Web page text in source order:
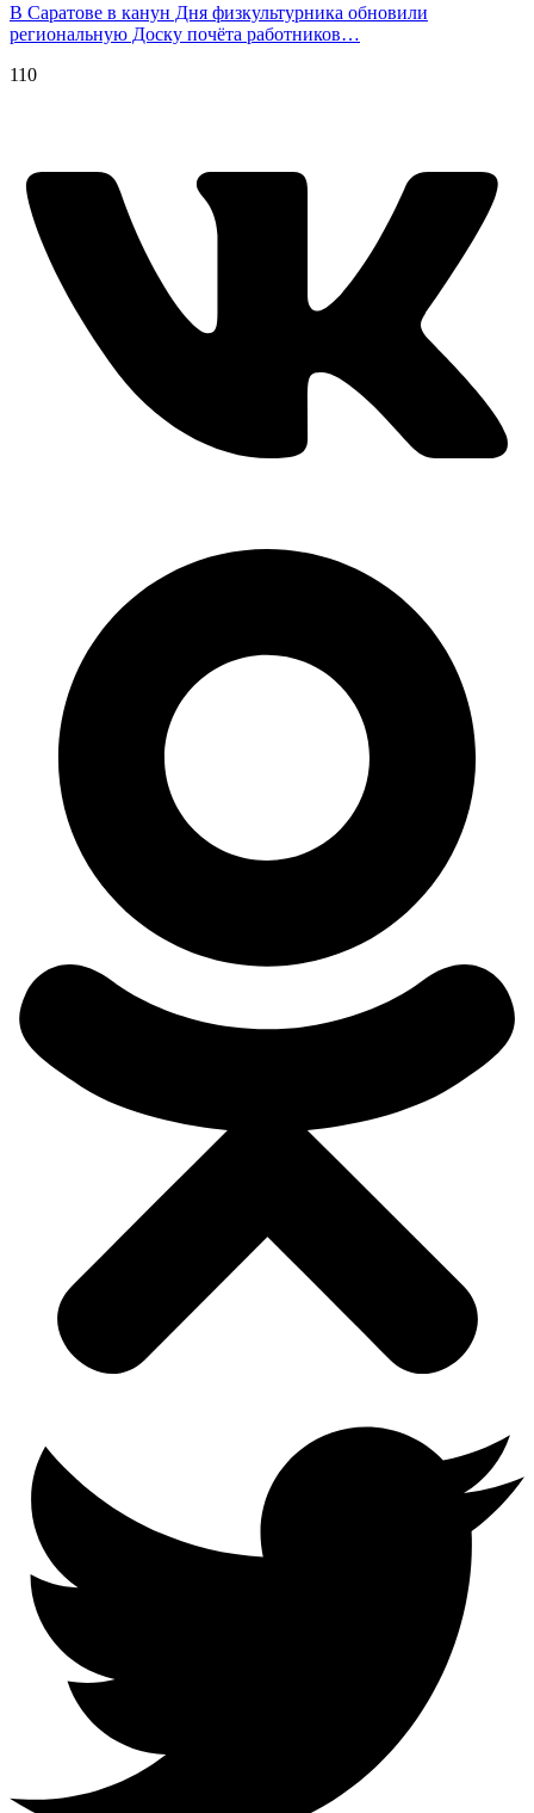
В Саратове в канун Дня физкультурника обновили
региональную Доску почёта работников…
110